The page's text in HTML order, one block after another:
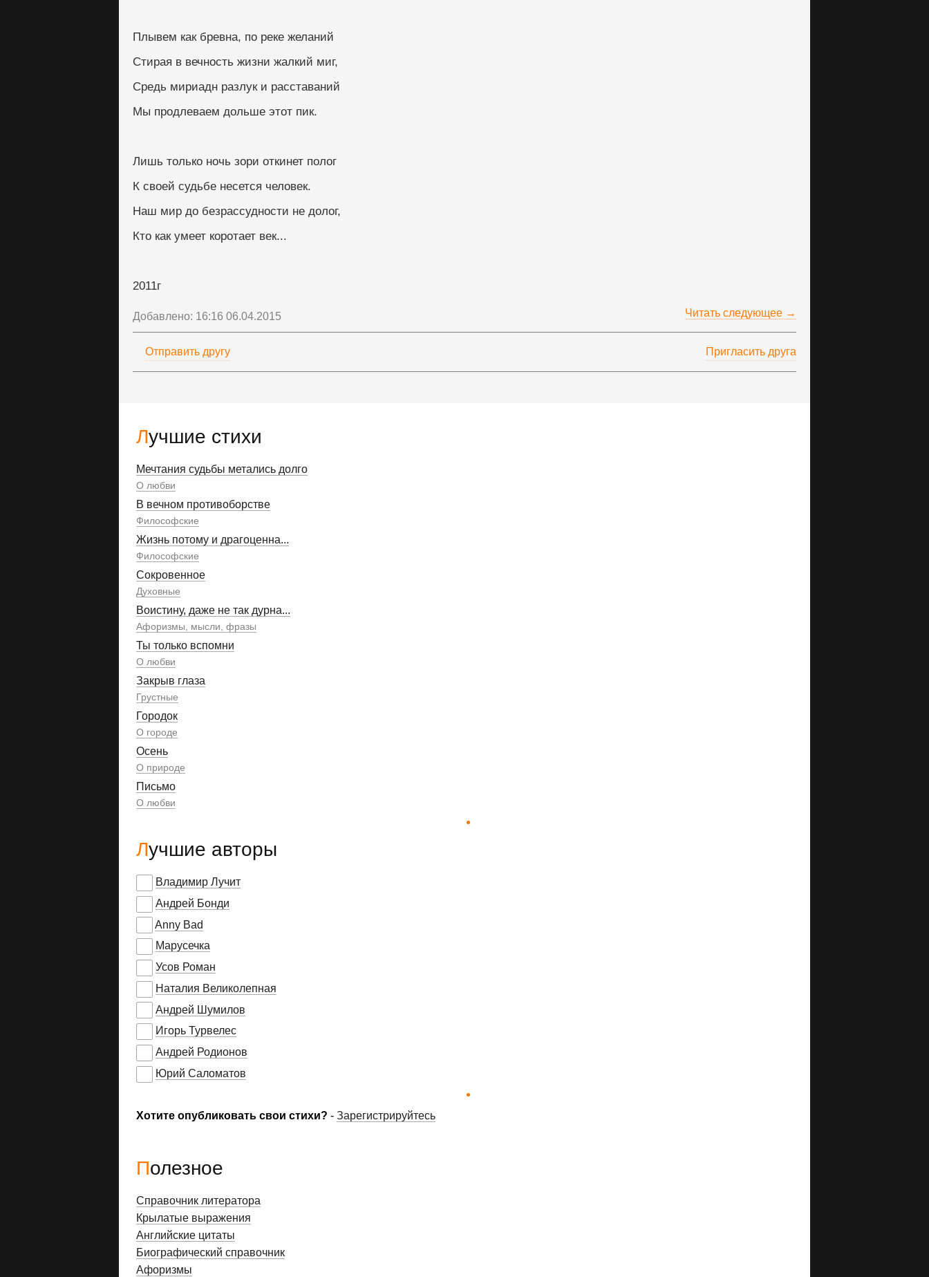
Лучшие стихи
Мечтания судьбы метались долго
О любви
В вечном противоборстве
Философские
Жизнь потому и драгоценна...
Философские
Сокровенное
Духовные
Воистину, даже не так дурна...
Афоризмы, мысли, фразы
Ты только вспомни
О любви
Закрыв глаза
Грустные
Городок
О городе
Осень
О природе
Письмо
О любви
Лучшие авторы
Владимир Лучит
Андрей Бонди
Anny Bad
Марусечка
Усов Роман
Наталия Великолепная
Андрей Шумилов
Игорь Турвелес
Андрей Родионов
Юрий Саломатов
Хотите опубликовать свои стихи? - Зарегистрируйтесь
Плывем как бревна, по реке желаний
Стирая в вечность жизни жалкий миг,
Средь мириадн разлук и расставаний
Мы продлеваем дольше этот пик.
Лишь только ночь зори откинет полог
К своей судьбе несется человек.
Наш мир до безрассудности не долог,
Кто как умеет коротает век...
2011г
Добавлено: 16:16 06.04.2015 Читать следующее →
Отправить другу Пригласить друга
Полезное
Справочник литератора
Крылатые выражения
Английские цитаты
Биографический справочник
Афоризмы